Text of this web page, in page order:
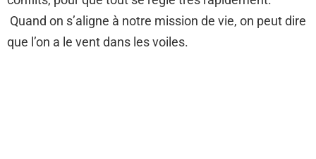
Quand on s’aligne à notre mission de vie, on peut dire
que l’on a le vent dans les voiles.